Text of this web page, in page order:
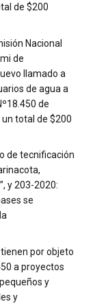
de $200
Nacional
de
llamado a
de agua a
de
total de $200
de tecnificación
y 203-2020:
se
por objeto
a proyectos
y
y